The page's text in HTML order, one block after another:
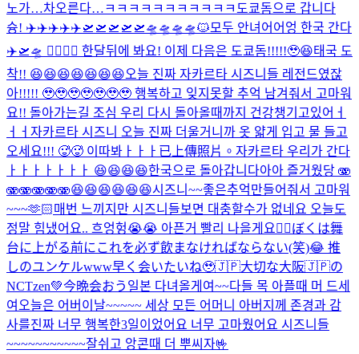
노가…차오른다…ㅋㅋㅋㅋㅋㅋㅋㅋㅋㅋㅋ 도쿄돔으로 갑니다
슝! ✈️✈️✈️✈️✈️🛫🛫🛫🛫🛫🛸🛸🛸🛸🐱모두 안녀어어엉 한국 간다
✈️🛫🛸 🙂‍↕️🙂‍↕️ 한달뒤에 봐요! 이제 다음은 도쿄돔!!!!!🥹😆태국 도
착!! 😆😆😆😆😆😆😆오늘 진짜 자카르타 시즈니들 레전드였잖
아!!!!! 🥹🥹🥹🥹🥹🥹🥹 행복하고 잊지못할 추억 남겨줘서 고마워
요!! 돌아가는길 조심 우리 다시 돌아올때까지 건강챙기고있어ㅓ
ㅓㅓ 자카르타 시즈니 오늘 진짜 더울거니까 옷 얇게 입고 물 들고
오세요!!! 🥵🥵 이따봐ㅏㅏㅏ 已上傳照片。 자카르타 우리가 간다
ㅏㅏㅏㅏㅏㅏㅏ 😆😆😆😆한국으로 돌아갑니다아아 즐거웠당 🫨
🫨🫨🫨🫨🫨😆😆😆😆😆😆시즈니~~좋은추억만들어줘서 고마워
~~~🫶🏻매번 느끼지만 시즈니들보면 대충할수가 없네요 오늘도
정말 힘냈어요.. 흐엉헝😭😭 아픈거 빨리 나을게요🙂‍↕️ぼくは舞
台に上がる前にこれを必ず飲まなければならない(笑)😂 推
しのユンケルwww早く会いたいね🥹🇯🇵大切な大阪🇯🇵の
NCTzen💚今晩会おう 일본 다녀올게여~~다들 목 아플때 머 드세
여 오늘은 어버이날~~~~~ 세상 모든 어머니 아버지께 존경과 감
사를진짜 너무 행복한3일이었어요 너무 고마웠어요 시즈니들
~~~~~~~~~~~잘쉬고 앙콘때 더 뿌씨자🤟